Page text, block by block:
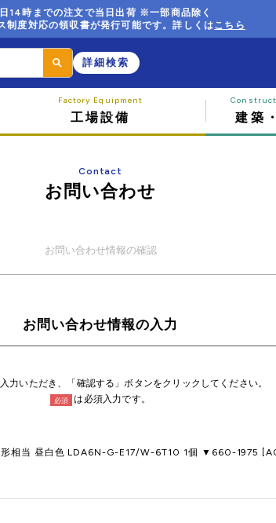
14時までの注文で当日出荷 ※一部商品除く
制度対応の領収書が発行可能です。詳しくはこちら
詳細検索
工場設備 建築
Contact
お問い合わせ
お問い合わせ情報の確認
お問い合わせ情報の入力
力いただき、「確認する」ボタンをクリックしてください。
必須 は必須入力です。
相当 昼白色 LDA6N-G-E17/W-6T10 1個 ▼660-1975